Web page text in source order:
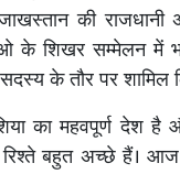
की
के शिखर सम्मेलन में
के तौर पर शामिल
का महवपूर्ण देश है
बहुत अच्छे हैं।